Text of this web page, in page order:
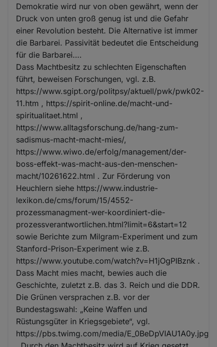
Demokratie wird nur von oben gewährt, wenn der
Druck von unten groß genug ist und die Gefahr
einer Revolution besteht. Die Alternative ist immer
die Barbarei. Passivität bedeutet die Entscheidung
für die Barbarei….
Dass Machtbesitz zu schlechten Eigenschaften
führt, beweisen Forschungen, vgl. z.B.
https://www.sgipt.org/politpsy/aktuell/pwk/pwk02-
11.htm , https://spirit-online.de/macht-und-
spiritualitaet.html ,
https://www.alltagsforschung.de/hang-zum-
sadismus-macht-macht-mies/,
https://www.wiwo.de/erfolg/management/der-
boss-effekt-was-macht-aus-den-menschen-
macht/10261622.html . Zur Förderung von
Heuchlern siehe https://www.industrie-
lexikon.de/cms/forum/15/4552-
prozessmanagment-wer-koordiniert-die-
prozessverantwortlichen.html?limit=6&start=12
sowie Berichte zum Milgram-Experiment und zum
Stanford-Prison-Experiment wie z.B.
https://www.youtube.com/watch?v=H1jOgPIBznk .
Dass Macht mies macht, bewies auch die
Geschichte, zuletzt z.B. das 3. Reich und die DDR.
Die Grünen versprachen z.B. vor der
Bundestagswahl: „Keine Waffen und
Rüstungsgüter in Kriegsgebiete“, vgl.
https://pbs.twimg.com/media/E_0BeDpVIAU1A0y.jpg